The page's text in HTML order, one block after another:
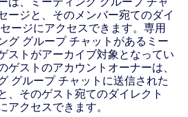
ージと、そのメンバー宛てのダイ
ージにアクセスできます。専用
グ グループ チャットがあるミー
ストがアーカイブ対象となってい
ゲストのアカウントオーナーは、
グループ チャットに送信された
、そのゲスト宛てのダイレクト
アクセスできます。